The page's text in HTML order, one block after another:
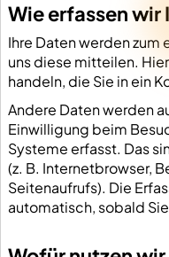
Wie erfassen wir
Ihre Daten werden zum
uns diese mitteilen.
handeln, die Sie in ein
Andere Daten werden
Einwilligung beim
Systeme erfasst. Das
(z. B. Internetbrowser,
Seitenaufrufs). Die
automatisch, sobald